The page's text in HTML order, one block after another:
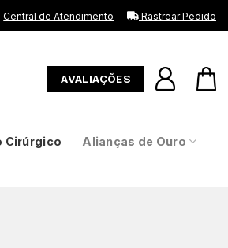
Central de Atendimento Rastrear Pedido
AVALIAÇÕES
Cirúrgico Alianças de Ouro